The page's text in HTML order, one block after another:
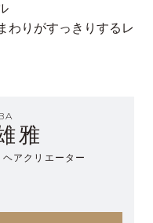
わりがすっきりするレ
雅
アクリエーター